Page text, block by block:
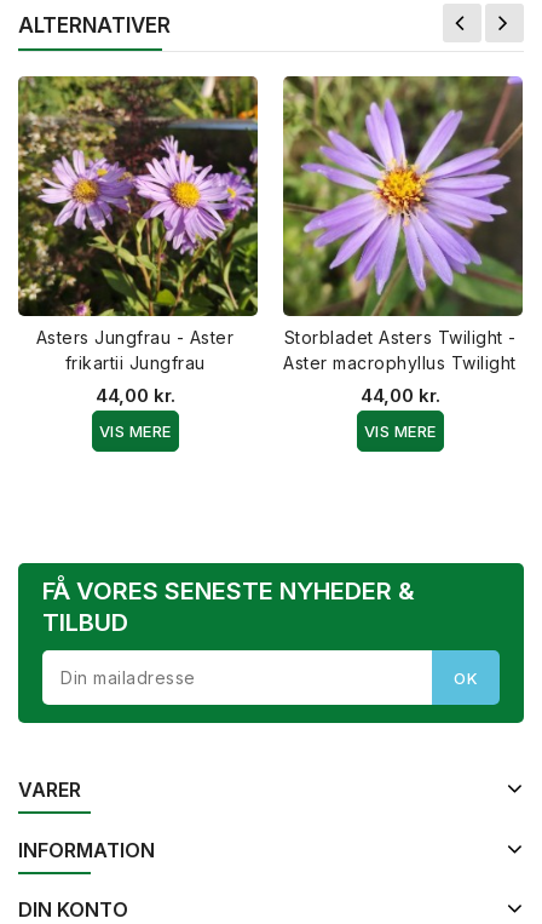
ALTERNATIVER
Asters Jungfrau - Aster
frikartii Jungfrau
44,00 kr.
VIS MERE
Storbladet Asters Twilight -
Aster macrophyllus Twilight
44,00 kr.
VIS MERE
FÅ VORES SENESTE NYHEDER &
TILBUD
VARER
INFORMATION
DIN KONTO